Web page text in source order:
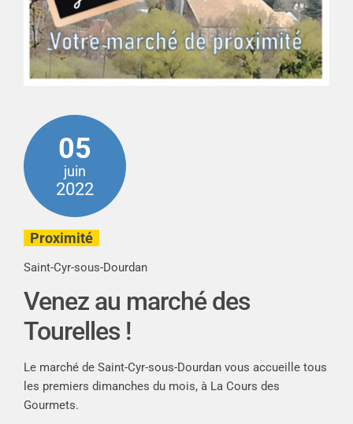
05
juin
2022
Proximité
Saint-Cyr-sous-Dourdan
Venez au marché des
Tourelles !
Le marché de Saint-Cyr-sous-Dourdan vous accueille tous
les premiers dimanches du mois, à La Cours des
Gourmets.